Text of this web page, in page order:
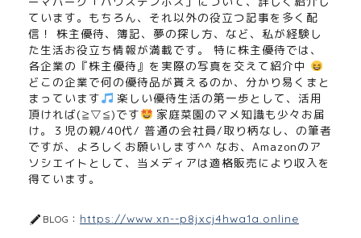
ています。もちろん、それ以外の役立つ記事を多く配
信！ 株主優待、簿記、夢の探し方、など、私が経験し
た生活お役立ち情報が満載です。 特に株主優待では、
各企業の『株主優待』を実際の写真を交えて紹介中
どこの企業で何の優待品が貰えるのか、分かり易くまと
まっています
楽しい優待生活の第一歩として、活用
頂ければ(≧▽≦)です
家庭菜園のマメ知識も少々お届
け。３児の親/40代/ 普通の会社員/取り柄なし、の筆者
ですが、よろしくお願いします^^ なお、Amazonのア
ソシエイトとして、当メディアは適格販売により収入を
得ています。
BLOG： https://www.xn--p8jxcj4hwa1a.online